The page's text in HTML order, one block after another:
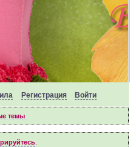
Регистрация Войти
темы
.